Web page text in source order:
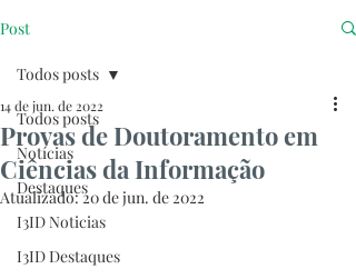
Post
Todos posts
Notícias
Destaques
I3ID Noticias
I3ID Destaques
Todos posts
Provas de Doutoramento em
Ciências da Informação
14 de jun. de 2022
Atualizado:20 de jun. de 2022